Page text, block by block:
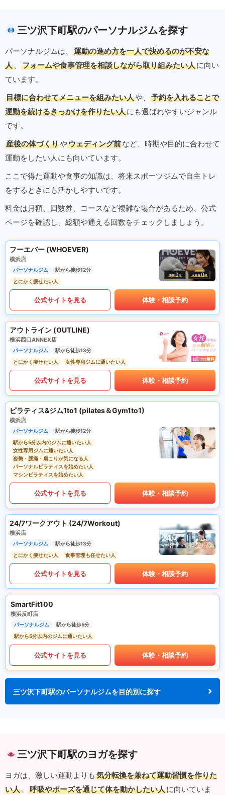
三ツ沢下町駅のパーソナルジムを探す
パーソナルジムは、
運動の進め方を一人で決めるのが不安な
人 、 フォームや食事管理を相談しながら取り組みたい人に向い
ています。
目標に合わせてメニューを組みたい人や、
予約を入れることで
運動を続けるきっかけを作りたい人にも選ばれやすいジャンル
です。
産後の体づくりやウェディング前など、時期や目的に合わせて
運動をしたい人にも向いています。
ここで得た運動や食事の知識は、将来スポーツジムで自主トレ
をするときにも活かしやすいです。
料金は月額、回数券、コースなど複雑な場合があるため、公式
ページを確認し、総額や通える回数をチェックしましょう。
フーエバー (WHOEVER)
横浜店
パーソナルジム
駅から徒歩12分
とにかく痩せたい人
公式サイトを見る 体験・相談予約
アウトライン (OUTLINE)
横浜西口ANNEX店
パーソナルジム
駅から徒歩13分
とにかく痩せたい人
女性専用ジムに通いたい人
公式サイトを見る 体験・相談予約
ピラティス&ジム1to1 (pilates＆Gym1to1)
横浜店
パーソナルジム
駅から徒歩12分
駅から5分以内のジムに通いたい人
女性専用ジムに通いたい人
姿勢・腰痛・肩こりが気になる人
パーソナルピラティスを始めたい人
マシンピラティスを始めたい人
公式サイトを見る 体験・相談予約
24/7ワークアウト (24/7Workout)
横浜店
パーソナルジム
駅から徒歩13分
とにかく痩せたい人
食事管理も任せたい人
公式サイトを見る 体験・相談予約
SmartFit100
横浜反町店
パーソナルジム
駅から徒歩5分
駅から5分以内のジムに通いたい人
公式サイトを見る 体験・相談予約
三ツ沢下町駅のパーソナルジムを目的別に探す
三ツ沢下町駅のヨガを探す
ヨガは、激しい運動よりも 気分転換を兼ねて運動習慣を作りた
い人 、 呼吸やポーズを通じて体を動かしたい人に向いていま